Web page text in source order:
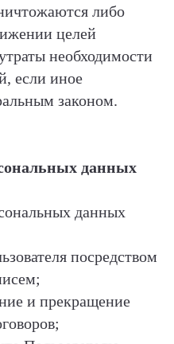
либо
целей
необходимости
если иное
законом.
данных
данных
посредством
и прекращение